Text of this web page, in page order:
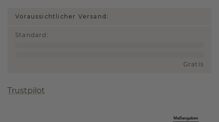
Voraussichtlicher Versand:
Standard :
Gratis
Trustpilot